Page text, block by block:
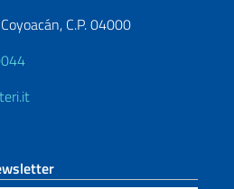
C.P. 04000